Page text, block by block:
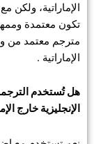
الإماراتية، ولكن
تكون معتمدة
مترجم معتمد من
الإماراتية .
هل تُستخدم الترجمة
الإنجليزية خارج